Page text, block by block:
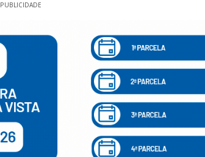
PUBLICIDADE